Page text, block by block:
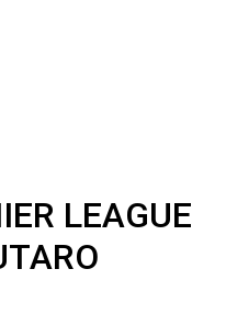
LEAGUE